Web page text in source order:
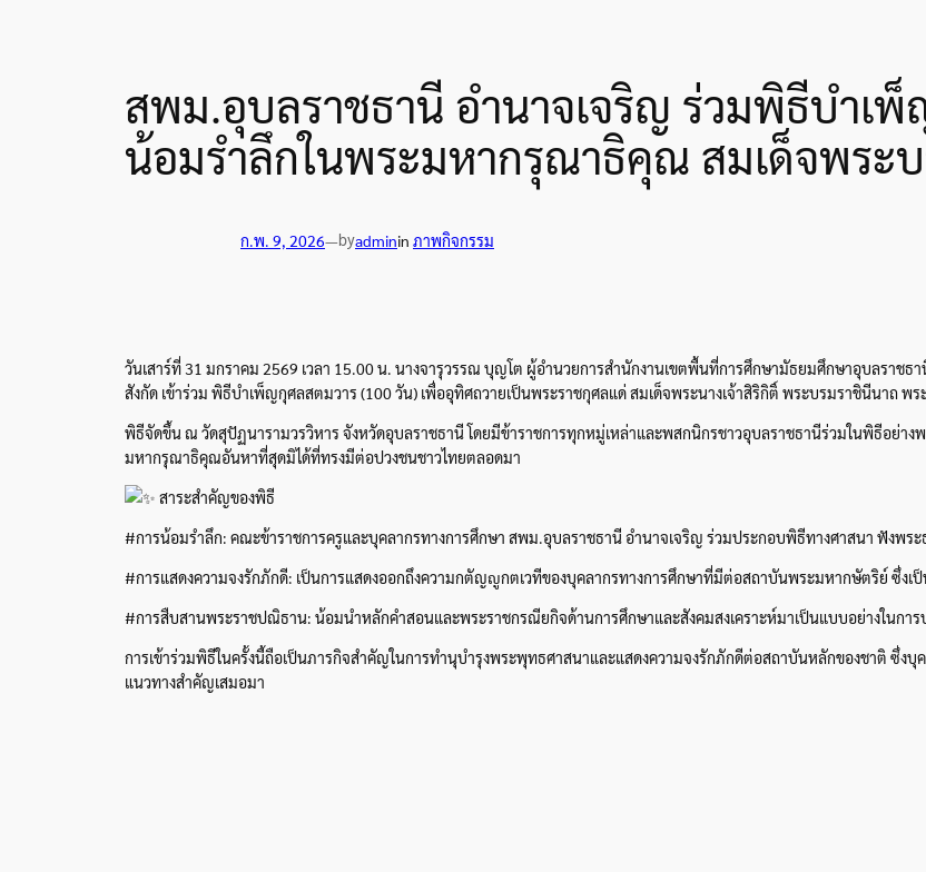
สพม.อุบลราชธานี อำนาจเจริญ ร่วมพิธีบำเ
น้อมรำลึกในพระมหากรุณาธิคุณ สมเด็จพระ
ก.พ. 9, 2026—byadminin ภาพกิจกรรม
วันเสาร์ที่ 31 มกราคม 2569 เวลา 15.00 น. นางจารุวรรณ บุญโต ผู้อำนวยการสำนักงานเขตพื้นที่การศึกษามัธยมศึกษาอุบลราชธ
สังกัด เข้าร่วม พิธีบำเพ็ญกุศลสตมวาร (100 วัน) เพื่ออุทิศถวายเป็นพระราชกุศลแด่ สมเด็จพระนางเจ้าสิริกิติ์ พระบรมราชินีนาถ พ
พิธีจัดขึ้น ณ วัดสุปัฏนารามวรวิหาร จังหวัดอุบลราชธานี โดยมีข้าราชการทุกหมู่เหล่าและพสกนิกรชาวอุบลราชธานีร่วมในพิธีอย่าง
มหากรุณาธิคุณอันหาที่สุดมิได้ที่ทรงมีต่อปวงชนชาวไทยตลอดมา
สาระสำคัญของพิธี
#การน้อมรำลึก: คณะข้าราชการครูและบุคลากรทางการศึกษา สพม.อุบลราชธานี อำนาจเจริญ ร่วมประกอบพิธีทางศาสนา ฟังพร
#การแสดงความจงรักภักดี: เป็นการแสดงออกถึงความกตัญญูกตเวทีของบุคลากรทางการศึกษาที่มีต่อสถาบันพระมหากษัตริย์ ซึ่งเ
#การสืบสานพระราชปณิธาน: น้อมนำหลักคำสอนและพระราชกรณียกิจด้านการศึกษาและสังคมสงเคราะห์มาเป็นแบบอย่างในกา
การเข้าร่วมพิธีในครั้งนี้ถือเป็นภารกิจสำคัญในการทำนุบำรุงพระพุทธศาสนาและแสดงความจงรักภักดีต่อสถาบันหลักของชาติ ซึ่ง
แนวทางสำคัญเสมอมา